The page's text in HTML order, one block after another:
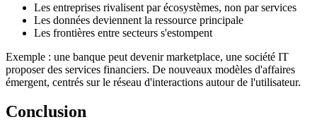
Les entreprises rivalisent par écosystèmes, non par services
Les données deviennent la ressource principale
Les frontières entre secteurs s'estompent
Exemple : une banque peut devenir marketplace, une société IT
proposer des services financiers. De nouveaux modèles d'affaires
émergent, centrés sur le réseau d'interactions autour de l'utilisateur.
Conclusion